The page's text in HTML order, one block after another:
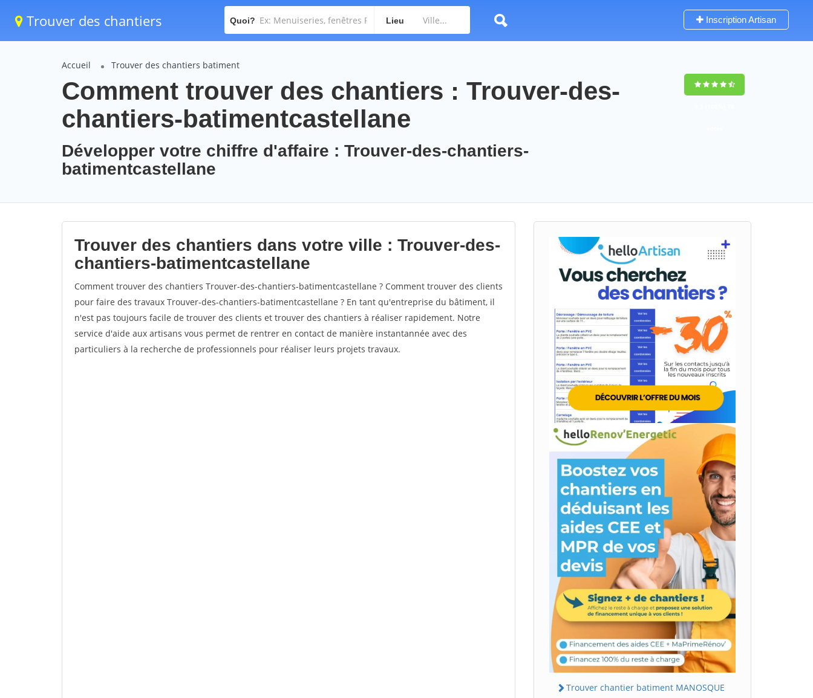
Trouver des chantiers Quoi? Lieu Inscription Artisan
Accueil Trouver des chantiers batiment
Comment trouver des chantiers : Trouver-des-
chantiers-batimentcastellane
Développer votre chiffre d'affaire : Trouver-des-chantiers-
batimentcastellane
Trouver des chantiers dans votre ville : Trouver-des-
chantiers-batimentcastellane
Comment trouver des chantiers Trouver-des-chantiers-batimentcastellane ? Comment trouver des clients
pour faire des travaux Trouver-des-chantiers-batimentcastellane ? En tant qu'entreprise du bâtiment, il
n'est pas toujours facile de trouver des clients et trouver des chantiers à réaliser rapidement. Notre
service d'aide aux artisans vous permet de rentrer en contact de manière instantannée avec des
particuliers à la recherche de professionnels pour réaliser leurs projets travaux.
Trouver chantier batiment MANOSQUE